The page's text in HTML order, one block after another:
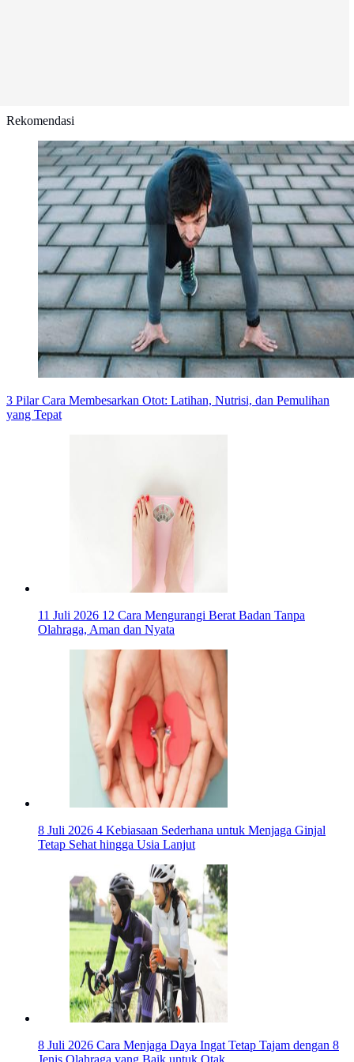
Rekomendasi
3 Pilar Cara Membesarkan Otot: Latihan, Nutrisi, dan Pemulihan
yang Tepat
11 Juli 2026 12 Cara Mengurangi Berat Badan Tanpa
Olahraga, Aman dan Nyata
8 Juli 2026 4 Kebiasaan Sederhana untuk Menjaga Ginjal
Tetap Sehat hingga Usia Lanjut
8 Juli 2026 Cara Menjaga Daya Ingat Tetap Tajam dengan 8
Jenis Olahraga yang Baik untuk Otak